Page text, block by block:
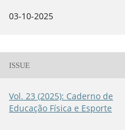
03-10-2025
ISSUE
Vol. 23 (2025): Caderno de
Educação Física e Esporte